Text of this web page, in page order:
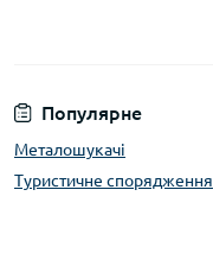
Популярне
Металошукачі
Туристичне спорядження